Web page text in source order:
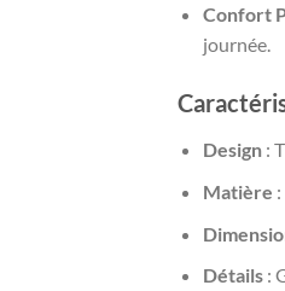
Confort
journée.
Design:
Matière
Détails: